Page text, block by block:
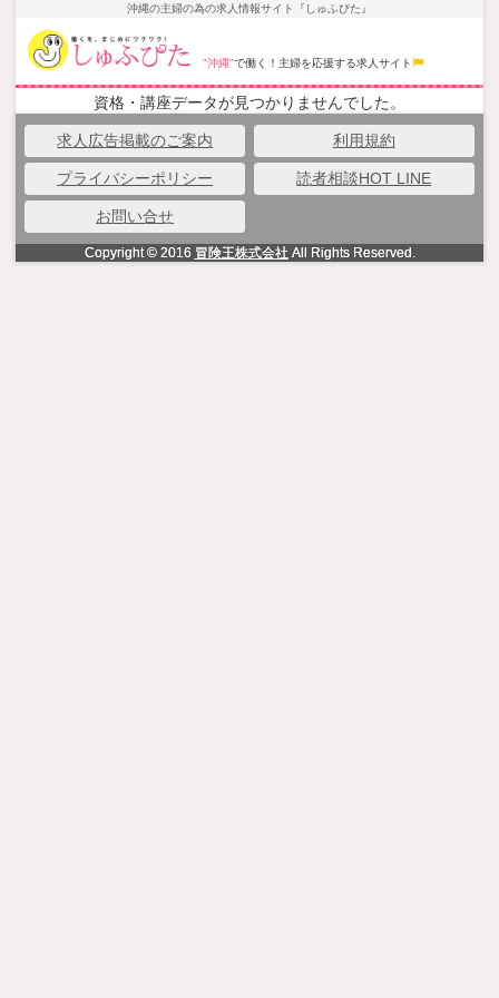
沖縄の主婦の為の求人情報サイト『しゅふぴた』
"沖縄"で働く！主婦を応援する求人サイト
資格・講座データが見つかりませんでした。
求人広告掲載のご案内 利用規約
プライバシーポリシー 読者相談HOT LINE
お問い合せ
Copyright © 2016 冒険王株式会社All Rights Reserved.